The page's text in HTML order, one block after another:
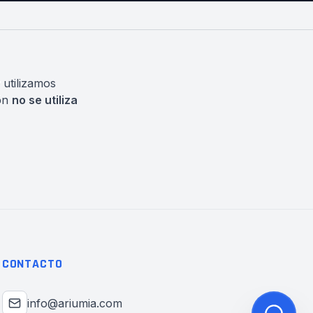
no se utiliza
CONTACTO
info@ariumia.com